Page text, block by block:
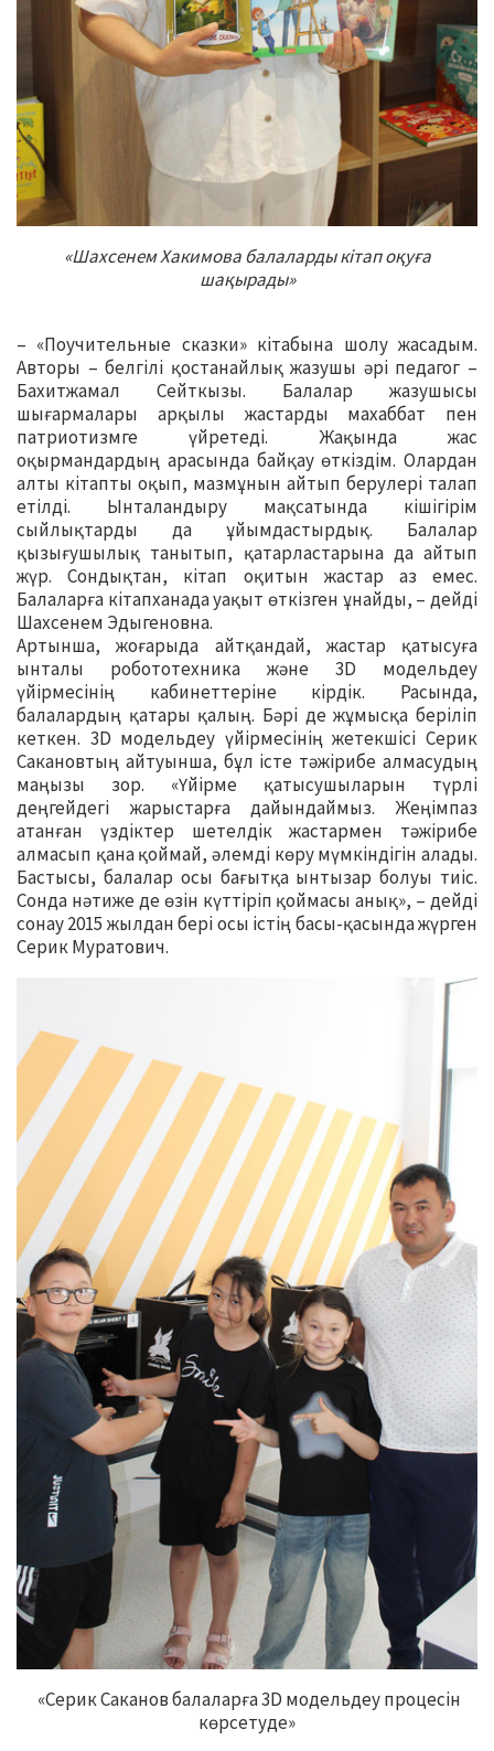
«Шахсенем Хакимова балаларды кітап оқуға
шақырады»
– «Поучительные сказки» кітабына шолу жасадым.
Авторы – белгілі қостанайлық жазушы әрі педагог –
Бахитжамал Сейткызы. Балалар жазушысы
шығармалары арқылы жастарды махаббат пен
патриотизмге үйретеді. Жақында жас
оқырмандардың арасында байқау өткіздім. Олардан
алты кітапты оқып, мазмұнын айтып берулері талап
етілді. Ынталандыру мақсатында кішігірім
сыйлықтарды да ұйымдастырдық. Балалар
қызығушылық танытып, қатарластарына да айтып
жүр. Сондықтан, кітап оқитын жастар аз емес.
Балаларға кітапханада уақыт өткізген ұнайды, – дейді
Шахсенем Эдыгеновна.
Артынша, жоғарыда айтқандай, жастар қатысуға
ынталы робототехника және 3D модельдеу
үйірмесінің кабинеттеріне кірдік. Расында,
балалардың қатары қалың. Бәрі де жұмысқа беріліп
кеткен. 3D модельдеу үйірмесінің жетекшісі Серик
Сакановтың айтуынша, бұл істе тәжірибе алмасудың
маңызы зор. «Үйірме қатысушыларын түрлі
деңгейдегі жарыстарға дайындаймыз. Жеңімпаз
атанған үздіктер шетелдік жастармен тәжірибе
алмасып қана қоймай, әлемді көру мүмкіндігін алады.
Бастысы, балалар осы бағытқа ынтызар болуы тиіс.
Сонда нәтиже де өзін күттіріп қоймасы анық», – дейді
сонау 2015 жылдан бері осы істің басы-қасында жүрген
Серик Муратович.
«Серик Саканов балаларға 3D модельдеу процесін
көрсетуде»